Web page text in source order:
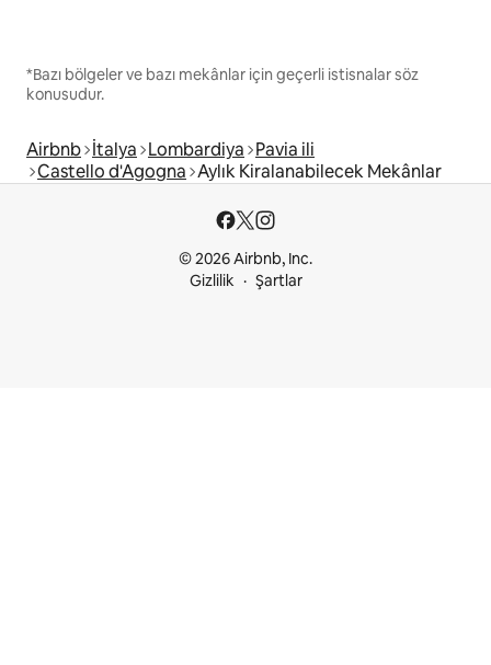
*Bazı bölgeler ve bazı mekânlar için geçerli istisnalar söz
konusudur.
Airbnb İtalya Lombardiya Pavia ili
Castello d'Agogna Aylık Kiralanabilecek Mekânlar
© 2026 Airbnb, Inc.
Gizlilik
Şartlar